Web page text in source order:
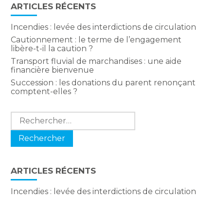
ARTICLES RÉCENTS
Incendies : levée des interdictions de circulation
Cautionnement : le terme de l’engagement
libère-t-il la caution ?
Transport fluvial de marchandises : une aide
financière bienvenue
Succession : les donations du parent renonçant
comptent-elles ?
Rechercher :
ARTICLES RÉCENTS
Incendies : levée des interdictions de circulation